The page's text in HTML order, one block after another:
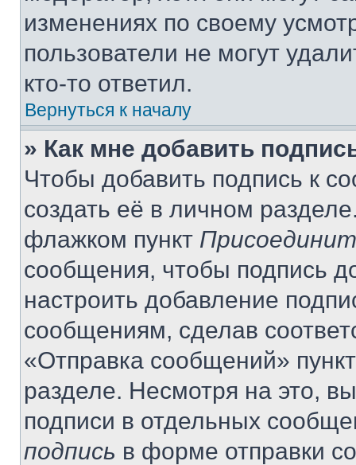
изменениях по своему
пользователи не могут
кто-то ответил.
Вернуться к началу
» Как мне добавить
Чтобы добавить подпись к
создать её в личном
флажком пункт
сообщения, чтобы подпись
настроить добавление
сообщениям, сделав
«Отправка сообщений»
разделе. Несмотря на это,
подписи в отдельных
подпись в форме отправки